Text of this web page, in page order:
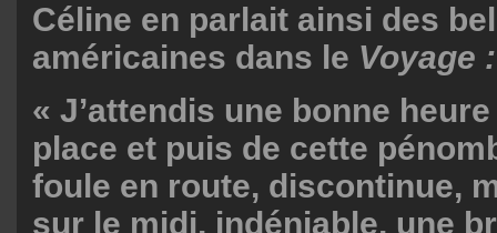
Céline en parlait ainsi des
américaines dans le Voyage :
« J’attendis une bonne
place et puis de cette
foule en route, discontinue,
sur le midi, indéniable, une